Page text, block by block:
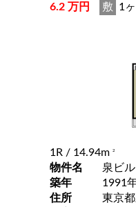
6.2 万円 敷 1
1R / 14.94m 2
物件名
泉ビル
築年
1991
住所
東京